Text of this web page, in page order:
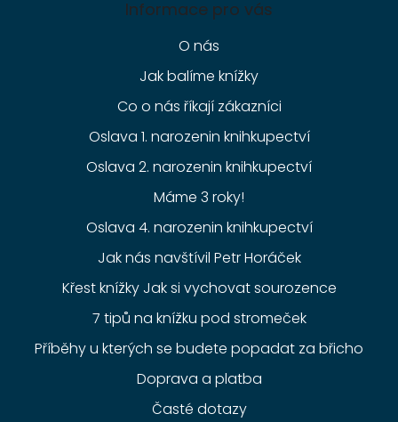
Informace pro vás
O nás
Jak balíme knížky
Co o nás říkají zákazníci
Oslava 1. narozenin knihkupectví
Oslava 2. narozenin knihkupectví
Máme 3 roky!
Oslava 4. narozenin knihkupectví
Jak nás navštívil Petr Horáček
Křest knížky Jak si vychovat sourozence
7 tipů na knížku pod stromeček
Příběhy u kterých se budete popadat za břicho
Doprava a platba
Časté dotazy